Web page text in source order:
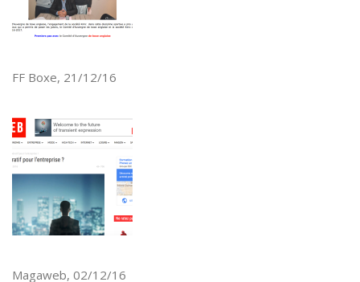
FF Boxe, 21/12/16
Magaweb, 02/12/16